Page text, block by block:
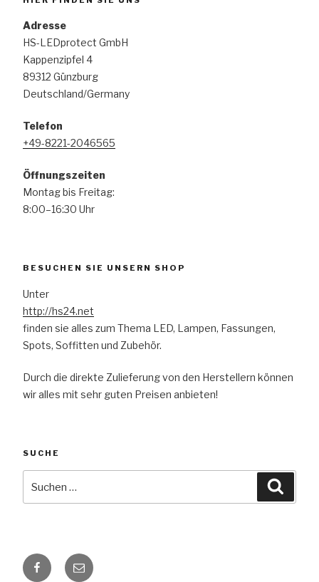
Adresse
HS-LEDprotect GmbH
Kappenzipfel 4
89312 Günzburg
Deutschland/Germany
Telefon
+49-8221-2046565
Öffnungszeiten
Montag bis Freitag:
8:00–16:30 Uhr
BESUCHEN SIE UNSERN SHOP
Unter
http://hs24.net
finden sie alles zum Thema LED, Lampen, Fassungen,
Spots, Soffitten und Zubehör.
Durch die direkte Zulieferung von den Herstellern können
wir alles mit sehr guten Preisen anbieten!
SUCHE
nach:
Facebook
E-
Mail